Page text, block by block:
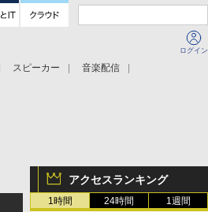
ログイン
スピーカー
音楽配信
アクセスランキング
1時間 24時間 1週間